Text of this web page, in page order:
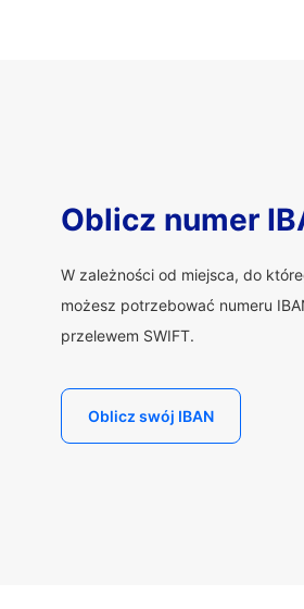
Oblicz numer
W zależności od miejsca, do
możesz potrzebować numeru
przelewem SWIFT.
Oblicz swój IBAN